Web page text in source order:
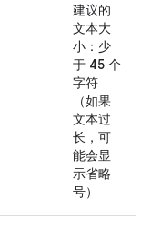
建议的
文本大
小：少
于 45 个
字符
（如果
文本过
长，可
能会显
示省略
号）